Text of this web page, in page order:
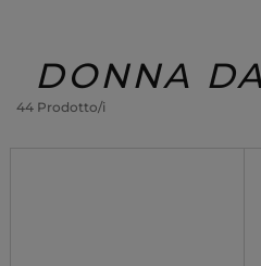
DONNA
44 Prodotto/i